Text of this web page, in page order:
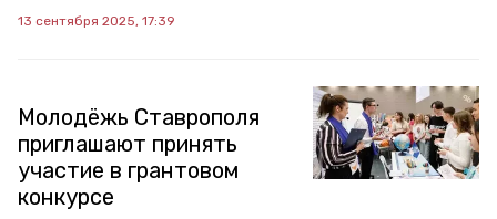
13 сентября 2025, 17:39
Молодёжь Ставрополя
приглашают принять
участие в грантовом
конкурсе